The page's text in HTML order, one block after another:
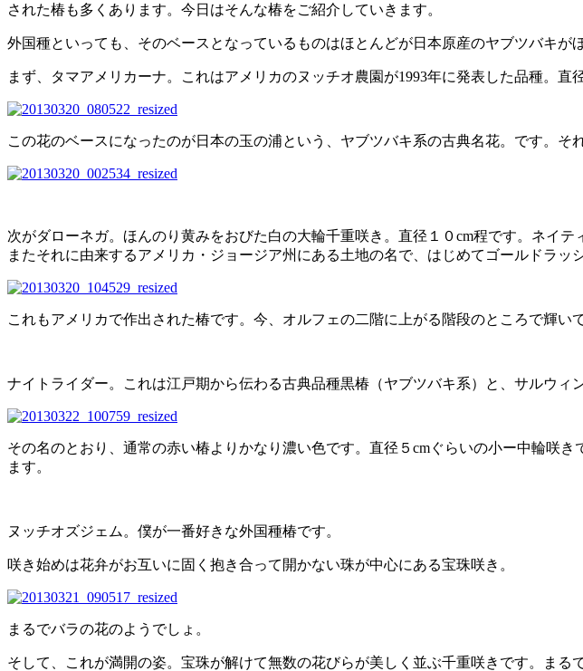
された椿も多くあります。今日はそんな椿をご紹介していきます。
外国種といっても、そのベースとなっているものはほとんどが日本原産のヤブツバキが
まず、タマアメリカーナ。これはアメリカのヌッチオ農園が1993年に発表した品種。直
この花のベースになったのが日本の玉の浦という、ヤブツバキ系の古典名花。です。そ
次がダローネガ。ほんのり黄みをおびた白の大輪千重咲き。直径１０cm程です。ネイ
またそれに由来するアメリカ・ジョージア州にある土地の名で、はじめてゴールドラッ
これもアメリカで作出された椿です。今、オルフェの二階に上がる階段のところで輝い
ナイトライダー。これは江戸期から伝わる古典品種黒椿（ヤブツバキ系）と、サルウ
その名のとおり、通常の赤い椿よりかなり濃い色です。直径５cmぐらいの小ー中輪咲
ます。
ヌッチオズジェム。僕が一番好きな外国種椿です。
咲き始めは花弁がお互いに固く抱き合って開かない珠が中心にある宝珠咲き。
まるでバラの花のようでしょ。
そして、これが満開の姿。宝珠が解けて無数の花びらが美しく並ぶ千重咲きです。ま